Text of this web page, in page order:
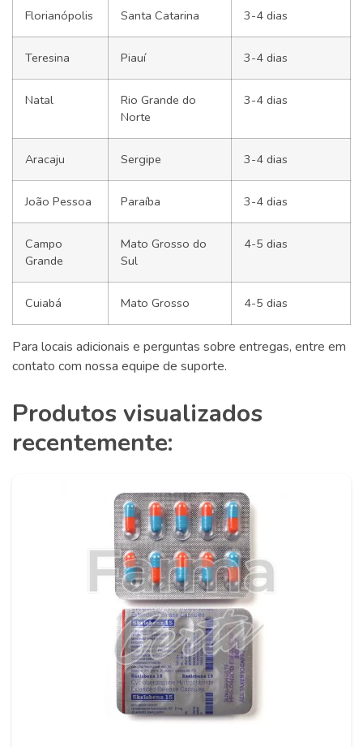
Florianópolis Santa Catarina 3-4 dias
Teresina Piauí 3-4 dias
Natal
Rio Grande do
Norte
3-4 dias
Aracaju Sergipe 3-4 dias
João Pessoa Paraíba 3-4 dias
Campo
Grande
Mato Grosso do
Sul
4-5 dias
Cuiabá Mato Grosso 4-5 dias
Para locais adicionais e perguntas sobre entregas, entre em
contato com nossa equipe de suporte.
Produtos visualizados
recentemente: